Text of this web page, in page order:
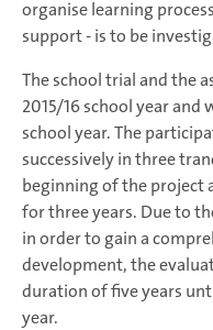
organise learning
support - is to be
The school trial and the
2015/16 school year and
school year. The
successively in three
beginning of the project
for three years. Due to
in order to gain a
development, the
duration of five years
year.